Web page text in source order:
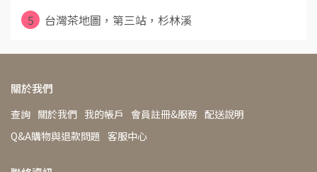
5
台灣茶地圖，第三站，杉林溪
關於我們
查詢 關於我們 我的帳戶 會員註冊&服務 配送說明
Q&A購物與退款問題 客服中心